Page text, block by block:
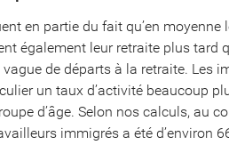
en partie du fait qu’en
également leur retraite plus tard
de départs à la retraite. Les
un taux d’activité beaucoup
d’âge. Selon nos calculs, au
immigrés a été d’environ